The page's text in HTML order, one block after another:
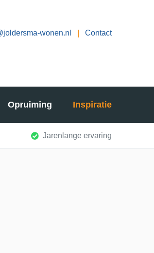
wonen.nl Contact
Opruiming Inspiratie
Jarenlange ervaring